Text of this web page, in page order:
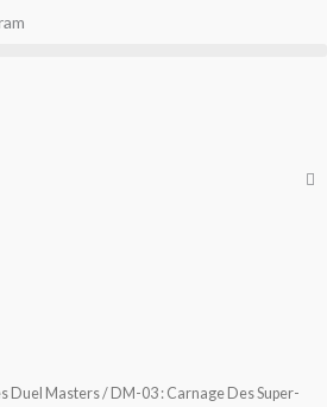
Duel Masters/ DM-03 : Carnage Des Super-